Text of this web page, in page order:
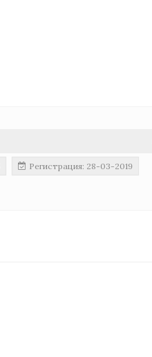
Регистрация: 28-03-2019